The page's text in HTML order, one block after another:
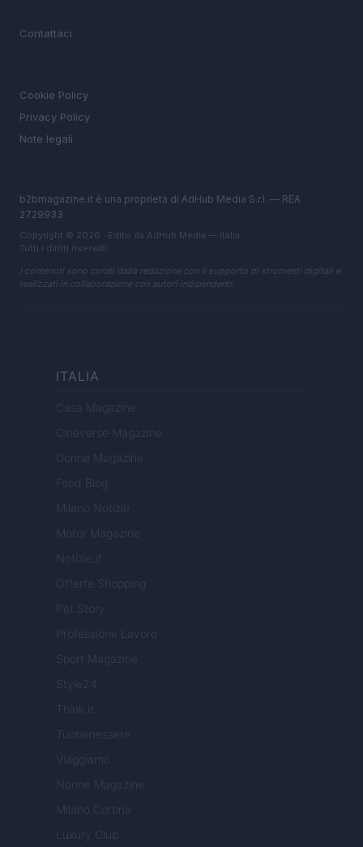
Contattaci
Cookie Policy
Privacy Policy
Note legali
b2bmagazine.it è una proprietà di AdHub Media S.r.l. — REA
2729933
Copyright © 2026 · Edito da AdHub Media — Italia
Tutti i diritti riservati
I contenuti sono curati dalla redazione con il supporto di strumenti digitali e
realizzati in collaborazione con autori indipendenti.
ITALIA
Casa Magazine
Cineverse Magazine
Donne Magazine
Food Blog
Milano Notizie
Motor Magazine
Notizie.it
Offerte Shopping
Pet Story
Professione Lavoro
Sport Magazine
Style24
Think.it
Tuobenessere
Viaggiamo
Nonne Magazine
Milano Cortina
Luxury Club